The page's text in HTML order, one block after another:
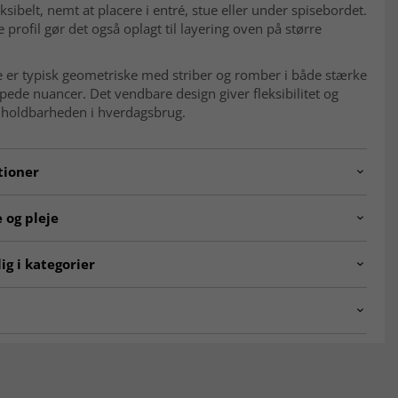
nemt at placere i entré, stue eller under spisebordet.
profil gør det også oplagt til layering oven på større
er typisk geometriske med striber og romber i både stærke
nuancer. Det vendbare design giver fleksibilitet og
i hverdagsbrug.
og pleje
Uld
i kategorier